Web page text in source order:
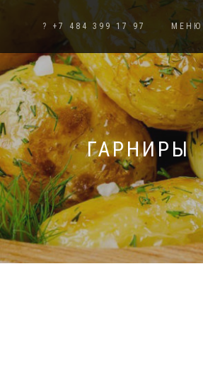
? +7 484 399 17 97 МЕНЮ
ГАРНИРЫ